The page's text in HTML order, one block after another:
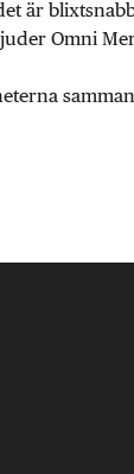
är
Omni